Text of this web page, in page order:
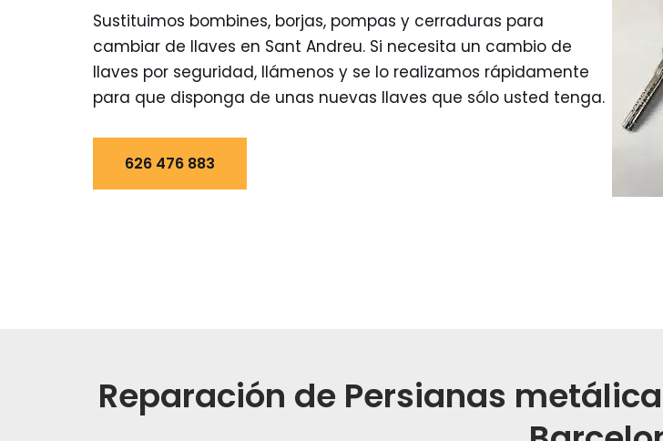
Sustituimos bombines, borjas, pompas y cerraduras para
cambiar de llaves en Sant Andreu. Si necesita un cambio de
llaves por seguridad, llámenos y se lo realizamos rápidamente
para que disponga de unas nuevas llaves que sólo usted tenga.
626 476 883
Reparación de Persianas